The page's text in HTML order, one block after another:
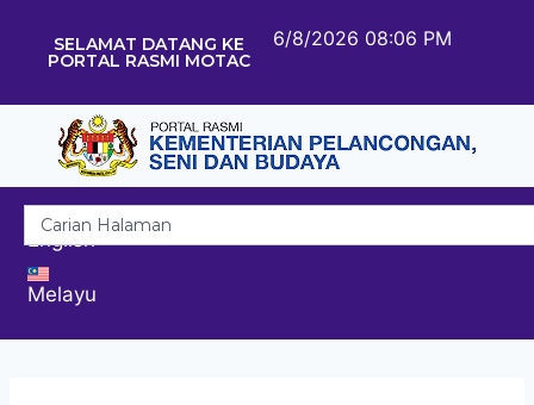
SELAMAT DATANG KE
PORTAL RASMI MOTAC
6/8/2026 08:06 PM
English
Melayu